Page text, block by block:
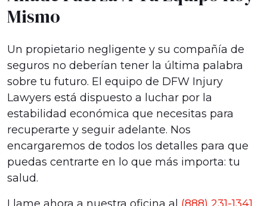
Mismo
Un propietario negligente y su compañía de
seguros no deberían tener la última palabra
sobre tu futuro. El equipo de DFW Injury
Lawyers está dispuesto a luchar por la
estabilidad económica que necesitas para
recuperarte y seguir adelante. Nos
encargaremos de todos los detalles para que
puedas centrarte en lo que más importa: tu
salud.